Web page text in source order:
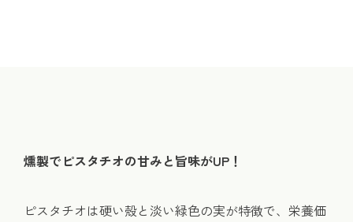
燻製でピスタチオの甘みと旨味がUP！
ピスタチオは硬い殻と淡い緑色の実が特徴で、栄養価